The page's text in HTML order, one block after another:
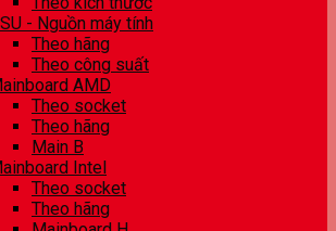
- Nguồn máy tính
Theo hãng
Theo công suất
AMD
Theo socket
Theo hãng
Main B
Intel
Theo socket
Theo hãng